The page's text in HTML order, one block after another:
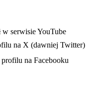
karcie
w serwisie YouTube
na X (dawniej Twitter)
karcie na Facebooku